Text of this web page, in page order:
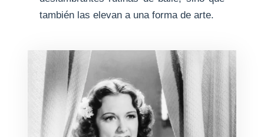
también las elevan a una forma de arte.